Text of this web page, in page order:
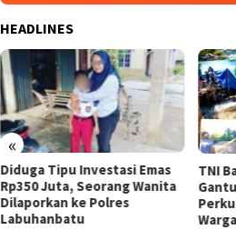
HEADLINES
«
Diduga Tipu Investasi Emas
Rp350 Juta, Seorang Wanita
Dilaporkan ke Polres
Labuhanbatu
TNI
Warga